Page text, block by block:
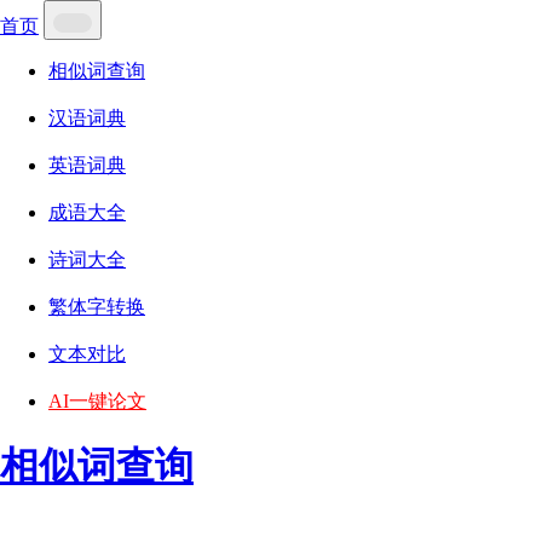
首页
相似词查询
汉语词典
英语词典
成语大全
诗词大全
繁体字转换
文本对比
AI一键论文
相似词查询